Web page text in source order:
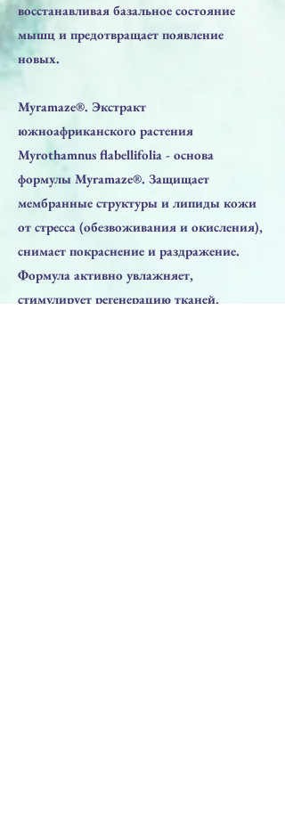
восстанавливая базальное состояние
мышц и предотвращает появление
новых.
Myramaze®. Экстракт
южноафриканского растения
Myrothamnus flabellifolia - основа
формулы Myramaze®. Защищает
мембранные структуры и липиды кожи
от стресса (обезвоживания и окисления),
снимает покраснение и раздражение.
Формула активно увлажняет,
стимулирует регенерацию тканей,